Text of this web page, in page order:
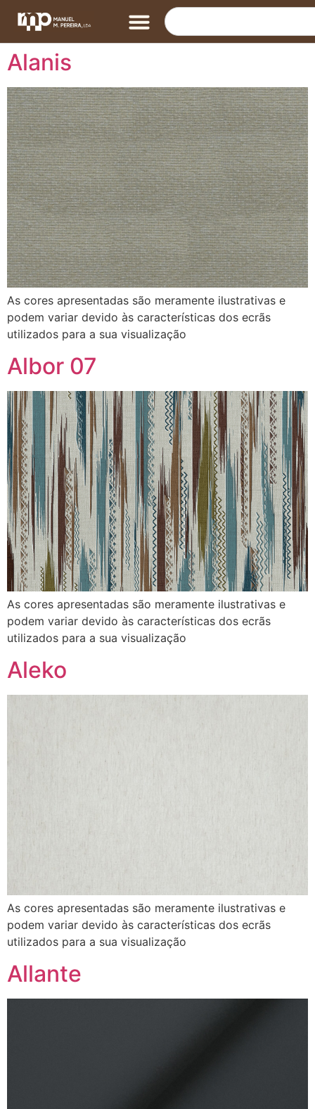
Alanis
As cores apresentadas são meramente ilustrativas e
podem variar devido às características dos ecrãs
utilizados para a sua visualização
Albor 07
As cores apresentadas são meramente ilustrativas e
podem variar devido às características dos ecrãs
utilizados para a sua visualização
Aleko
As cores apresentadas são meramente ilustrativas e
podem variar devido às características dos ecrãs
utilizados para a sua visualização
Allante